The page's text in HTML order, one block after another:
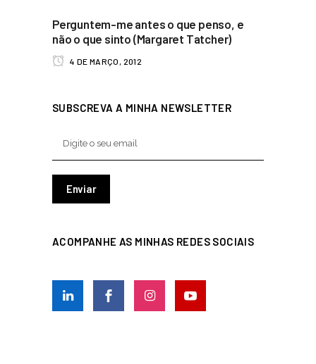
Perguntem-me antes o que penso, e
não o que sinto (Margaret Tatcher)
4 DE MARÇO, 2012
SUBSCREVA A MINHA NEWSLETTER
ACOMPANHE AS MINHAS REDES SOCIAIS